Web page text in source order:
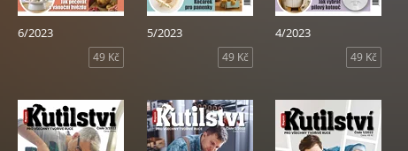
6/2023
49 Kč
5/2023
49 Kč
4/2023
49 Kč